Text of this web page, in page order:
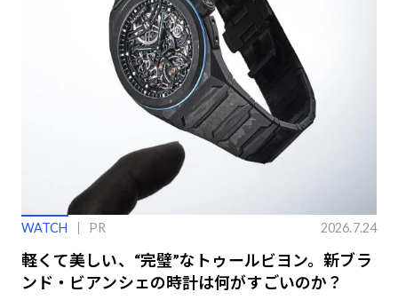
WATCH PR 2026.7.24
軽くて美しい、“完璧”なトゥールビヨン。新ブラ
ンド・ビアンシェの時計は何がすごいのか？